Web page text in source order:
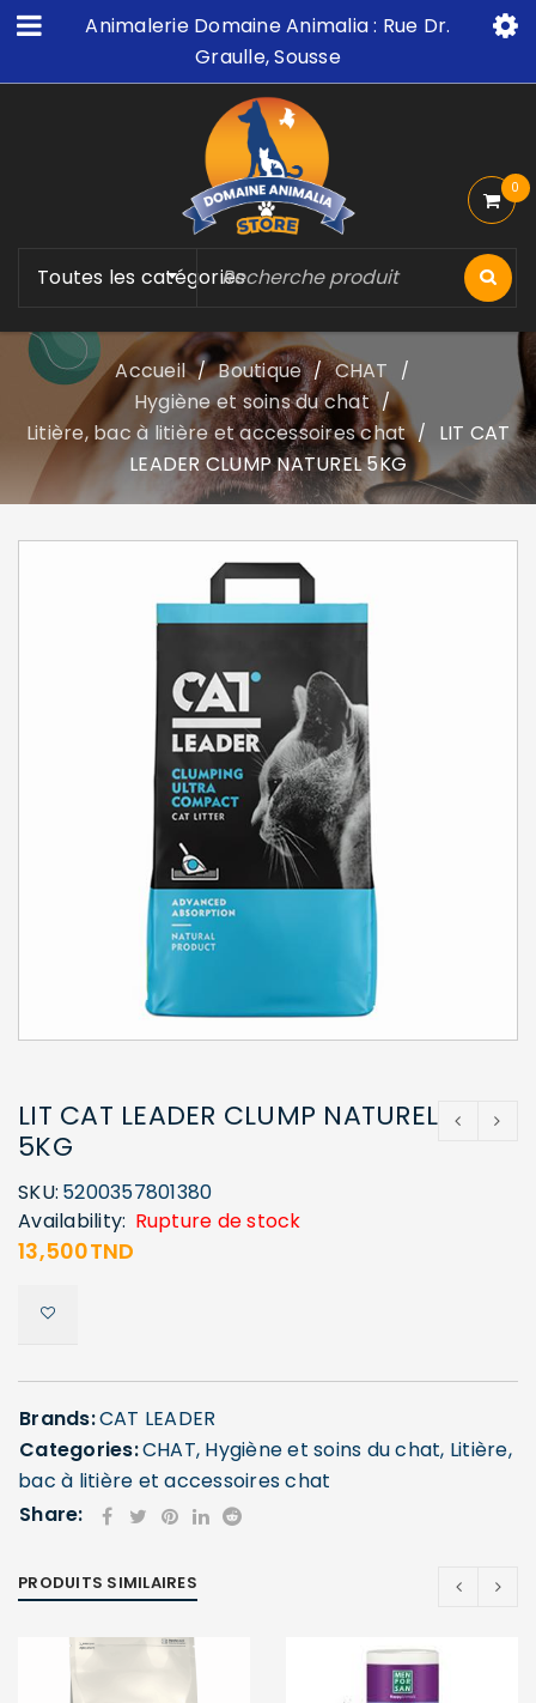
CONNECTER
Animalerie Domaine Animalia : Rue Dr.
Graulle, Sousse
Toutes les catégories
0
Accueil / Boutique / CHAT /
Hygiène et soins du chat /
Litière, bac à litière et accessoires chat /
LIT CAT
LEADER CLUMP NATUREL 5KG
LIT CAT LEADER CLUMP NATUREL
5KG
SKU: 5200357801380
Availability: Rupture de stock
13,500TND
Brands:CAT LEADER
Categories:CHAT, Hygiène et soins du chat, Litière,
bac à litière et accessoires chat
Share:
PRODUITS SIMILAIRES